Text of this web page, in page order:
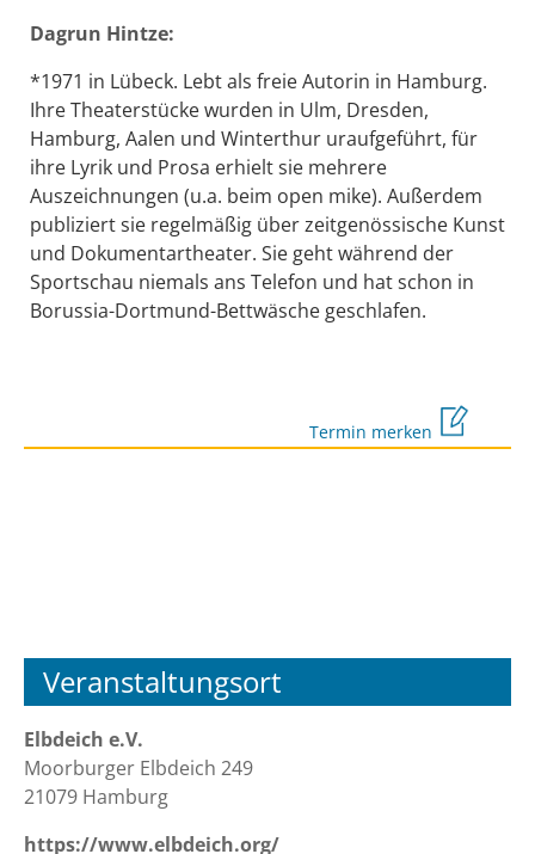
Dagrun Hintze:
*1971 in Lübeck. Lebt als freie Autorin in Hamburg.
Ihre Theaterstücke wurden in Ulm, Dresden,
Hamburg, Aalen und Winterthur uraufgeführt, für
ihre Lyrik und Prosa erhielt sie mehrere
Auszeichnungen (u.a. beim open mike). Außerdem
publiziert sie regelmäßig über zeitgenössische Kunst
und Dokumentartheater. Sie geht während der
Sportschau niemals ans Telefon und hat schon in
Borussia-Dortmund-Bettwäsche geschlafen.
Termin merken
Veranstaltungsort
Elbdeich e.V.
Moorburger Elbdeich 249
21079 Hamburg
https://www.elbdeich.org/